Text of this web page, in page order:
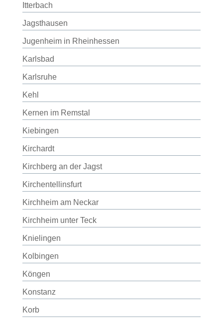
Itterbach
Jagsthausen
Jugenheim in Rheinhessen
Karlsbad
Karlsruhe
Kehl
Kernen im Remstal
Kiebingen
Kirchardt
Kirchberg an der Jagst
Kirchentellinsfurt
Kirchheim am Neckar
Kirchheim unter Teck
Knielingen
Kolbingen
Köngen
Konstanz
Korb